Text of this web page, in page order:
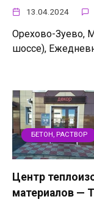
13.04.2024
Орехово-Зуево,
шоссе),
БЕТОН, РАСТВОР
Центр
материалов —